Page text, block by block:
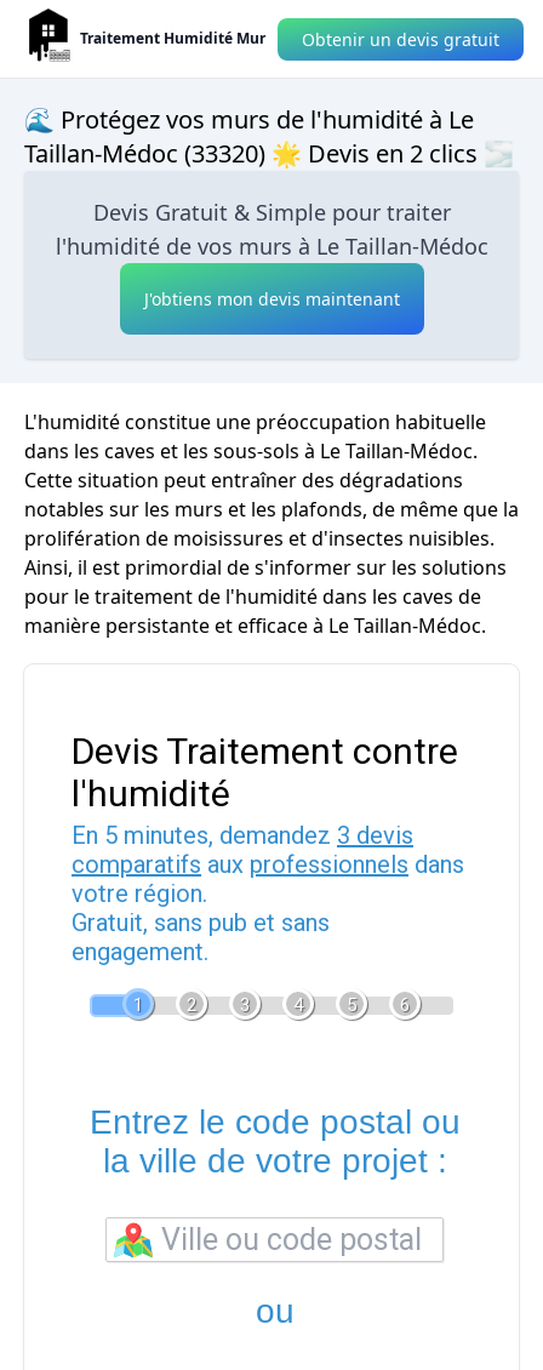
Traitement Humidité Mur Obtenir un devis gratuit
🌊 Protégez vos murs de l'humidité à Le
Taillan-Médoc (33320) 🌟 Devis en 2 clics 🌫
Devis Gratuit & Simple pour traiter
l'humidité de vos murs à Le Taillan-Médoc
J'obtiens mon devis maintenant
L'humidité constitue une préoccupation habituelle
dans les caves et les sous-sols à Le Taillan-Médoc.
Cette situation peut entraîner des dégradations
notables sur les murs et les plafonds, de même que la
prolifération de moisissures et d'insectes nuisibles.
Ainsi, il est primordial de s'informer sur les solutions
pour le traitement de l'humidité dans les caves de
manière persistante et efficace à Le Taillan-Médoc.
Devis Traitement contre
l'humidité
En 5 minutes, demandez 3 devis
comparatifs aux professionnels dans
votre région.
Gratuit, sans pub et sans
engagement.
1 2 3 4 5 6
Entrez le code postal ou
la ville de votre projet :
ou